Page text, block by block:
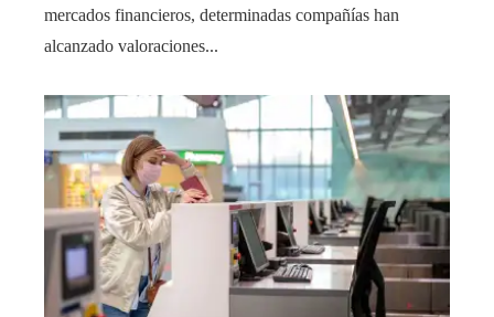
mercados financieros, determinadas compañías han
alcanzado valoraciones...